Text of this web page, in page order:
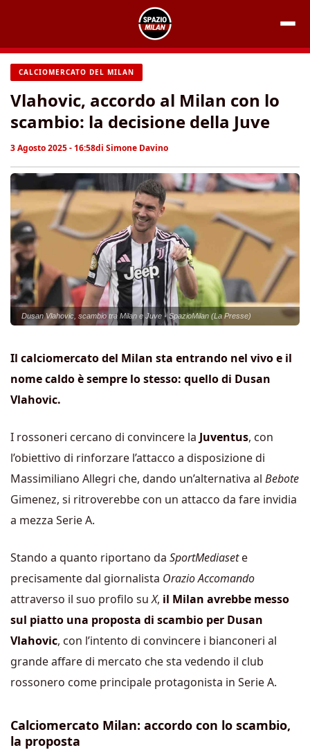
contenuto
CALCIOMERCATO DEL MILAN
Vlahovic, accordo al Milan con lo
scambio: la decisione della Juve
3 Agosto 2025 - 16:58di Simone Davino
Dusan Vlahovic, scambio tra Milan e Juve - SpazioMilan (La Presse)
Il calciomercato del Milan sta entrando nel vivo e il
nome caldo è sempre lo stesso: quello di Dusan
Vlahovic.
I rossoneri cercano di convincere la Juventus, con
l’obiettivo di rinforzare l’attacco a disposizione di
Massimiliano Allegri che, dando un’alternativa al Bebote
Gimenez, si ritroverebbe con un attacco da fare invidia
a mezza Serie A.
Stando a quanto riportano da SportMediasete
precisamente dal giornalista Orazio Accomando
attraverso il suo profilo suX, il Milan avrebbe messo
sul piatto una proposta di scambio per Dusan
Vlahovic, con l’intento di convincere i bianconeri al
grande affare di mercato che sta vedendo il club
rossonero come principale protagonista in Serie A.
Calciomercato Milan: accordo con lo scambio,
la proposta